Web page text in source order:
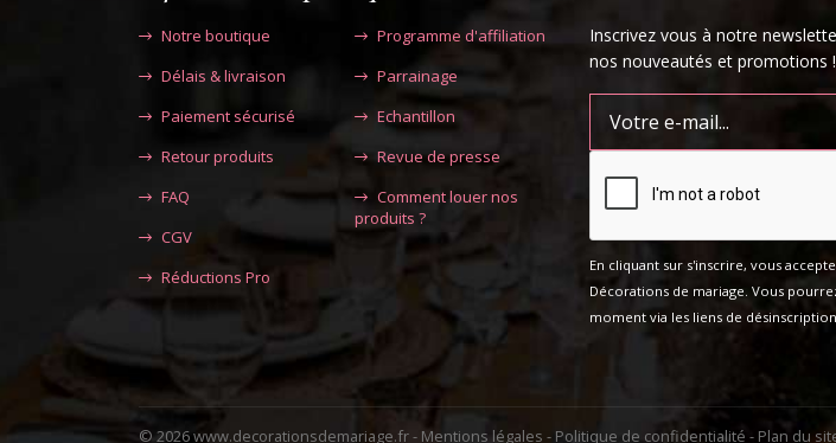
Notre boutique
Délais & livraison
Paiement sécurisé
Retour produits
FAQ
CGV
Réductions Pro
Programme d'affiliation
Parrainage
Echantillon
Revue de presse
Comment louer nos
produits ?
Inscrivez vous à notre
nos nouveautés et promotions !
En cliquant sur s'inscrire, vous
Décorations de mariage. Vous
moment via les liens de
© 2026 www.decorationsdemariage.fr - Mentions légales - Politique de confidentialité - Plan du